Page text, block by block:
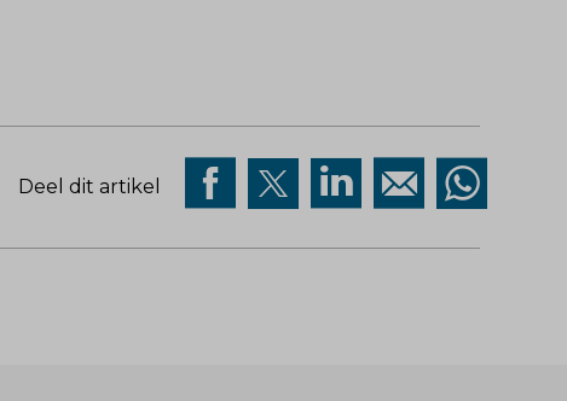
Deel dit artikel